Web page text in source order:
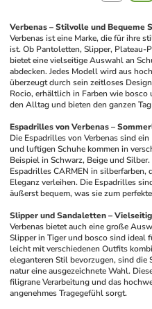
Verbenas – Stilvolle und Bequeme
Verbenas ist eine Marke, die für ihre
ist. Ob Pantoletten, Slipper, Plateau-
bietet eine vielseitige Auswahl an
abdecken. Jedes Modell wird aus
überzeugt durch sein zeitloses
Rocio, erhältlich in Farben wie
den Alltag und bieten den ganzen
Espadrilles von Verbenas –
Die Espadrilles von Verbenas sind
und luftigen Schuhe kommen in
Beispiel in Schwarz, Beige und
Espadrilles CARMEN in silberfarben,
Eleganz verleihen. Die Espadrilles
äußerst bequem, was sie zum
Slipper und Sandaletten –
Verbenas bietet auch eine große
Slipper in Tiger und bosco sind ideal
leicht mit verschiedenen Outfits
eleganteren Stil bevorzugen, sind
natur eine ausgezeichnete Wahl.
filigrane Verarbeitung und das
angenehmes Tragegefühl sorgt.